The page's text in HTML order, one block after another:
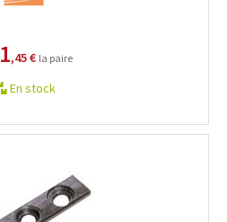
1,45 € la paire
En stock